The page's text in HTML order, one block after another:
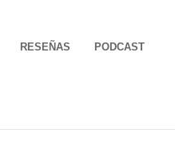
RESEÑAS PODCAST